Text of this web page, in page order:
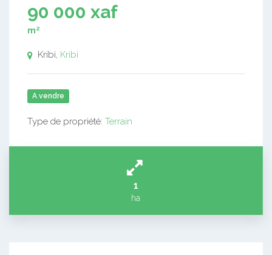
90 000 xaf
m²
Kribi, Kribi
A vendre
Type de propriété: Terrain
1
ha